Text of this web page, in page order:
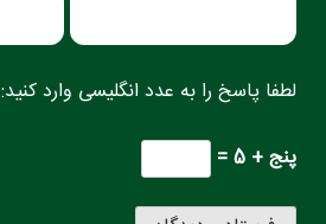
لطفا پاسخ را به عدد انگلیسی وارد کنید:
پنج + 5 =